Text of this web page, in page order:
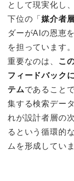
として現実化し
下位の「媒介者
ダーがAIの恩恵
を担っています。
重要なのは、
こ
フィードバック
テムであること
集する検索デー
れが設計者層の
るという循環的
ムを形成していま